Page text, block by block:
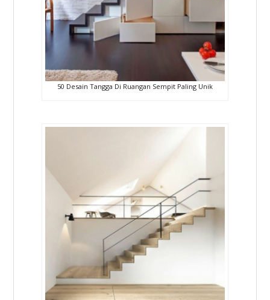
50 Desain Tangga Di Ruangan Sempit Paling Unik